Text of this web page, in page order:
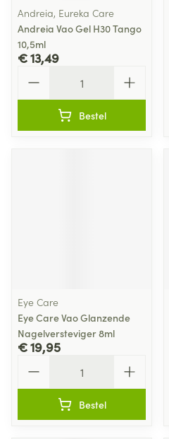
Andreia, Eureka Care
Andreia Vao Gel H30 Tango
10,5ml
€ 13,49
Bestel
Eye Care
Eye Care Vao Glanzende
Nagelversteviger 8ml
€ 19,95
Bestel